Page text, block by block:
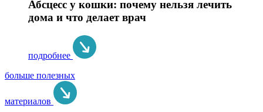
Абсцесс у кошки: почему нельзя лечить
дома и что делает врач
подробнее
больше полезных
материалов